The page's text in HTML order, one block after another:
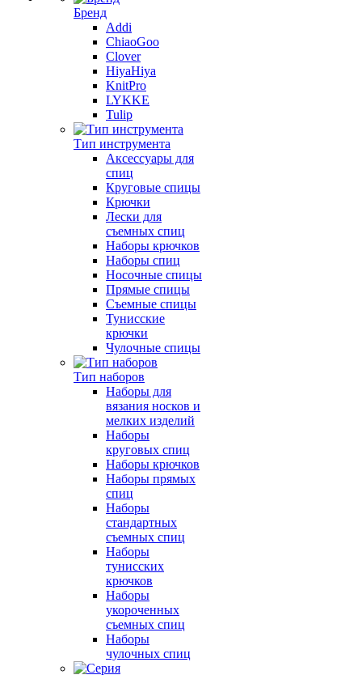
Бренд
Addi
ChiaoGoo
Clover
HiyaHiya
KnitPro
LYKKE
Tulip
Тип инструмента
Аксессуары для
спиц
Круговые спицы
Крючки
Лески для
съемных спиц
Наборы крючков
Наборы спиц
Носочные спицы
Прямые спицы
Съемные спицы
Тунисские
крючки
Чулочные спицы
Тип наборов
Наборы для
вязания носков и
мелких изделий
Наборы
круговых спиц
Наборы крючков
Наборы прямых
спиц
Наборы
стандартных
съемных спиц
Наборы
тунисских
крючков
Наборы
укороченных
съемных спиц
Наборы
чулочных спиц